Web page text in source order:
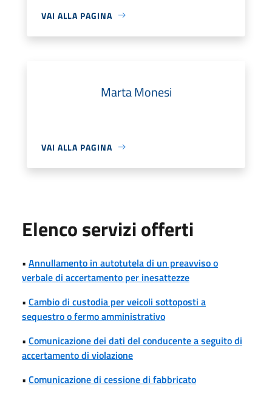
VAI ALLA PAGINA
Marta Monesi
VAI ALLA PAGINA
Elenco servizi offerti
• Annullamento in autotutela di un preavviso o
verbale di accertamento per inesattezze
• Cambio di custodia per veicoli sottoposti a
sequestro o fermo amministrativo
• Comunicazione dei dati del conducente a seguito di
accertamento di violazione
• Comunicazione di cessione di fabbricato